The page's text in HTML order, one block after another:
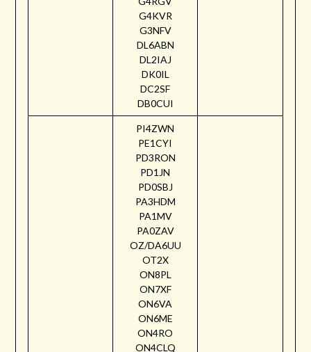
G4KVR
G3NFV
DL6ABN
DL2IAJ
DK0IL
DC2SF
DB0CUI
PI4ZWN
PE1CYI
PD3RON
PD1JN
PD0SBJ
PA3HDM
PA1MV
PA0ZAV
OZ/DA6UU
OT2X
ON8PL
ON7XF
ON6VA
ON6ME
ON4RO
ON4CLQ